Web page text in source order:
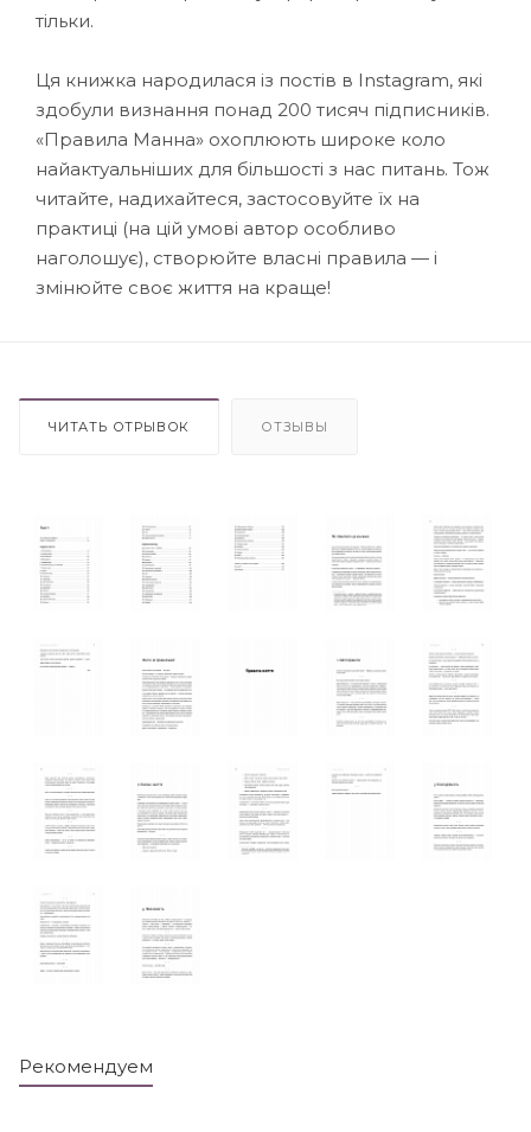
тільки.
Ця книжка народилася із постів в Instagram, які
здобули визнання понад 200 тисяч підписників.
«Правила Манна» охоплюють широке коло
найактуальніших для більшості з нас питань. Тож
читайте, надихайтеся, застосовуйте їх на
практиці (на цій умові автор особливо
наголошує), створюйте власні правила — і
змінюйте своє життя на краще!
ЧИТАТЬ ОТРЫВОК ОТЗЫВЫ
Рекомендуем